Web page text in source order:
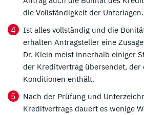
die Vollständigkeit der Unterlagen.
Ist alles vollständig und die
erhalten Antragsteller eine
Dr. Klein meist innerhalb einiger
der Kreditvertrag übersendet, der
Konditionen enthält.
Nach der Prüfung und
Kreditvertrags dauert es wenige